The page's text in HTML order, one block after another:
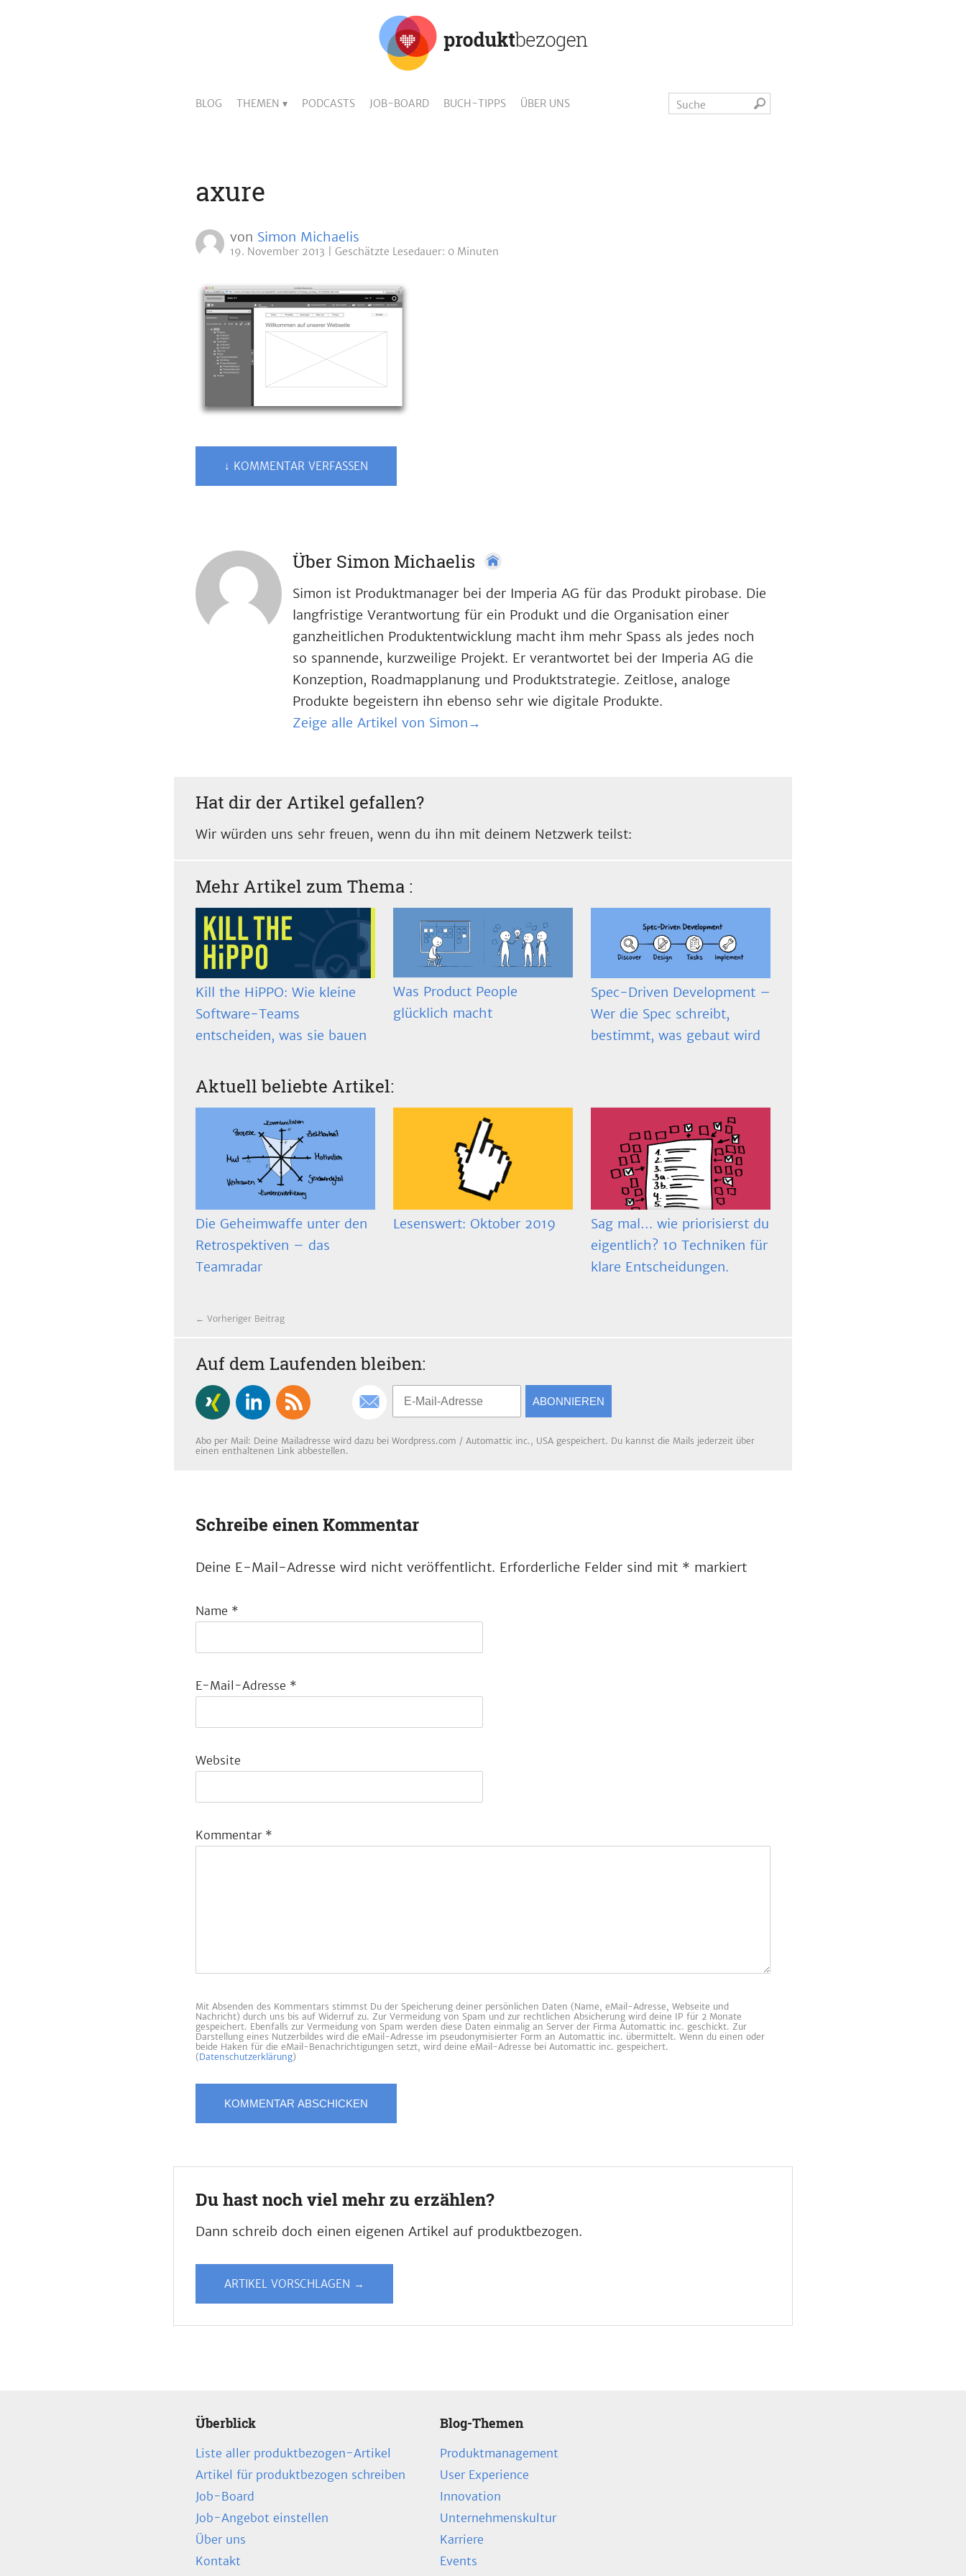
BLOG THEMEN PODCASTS JOB-BOARD BUCH-TIPPS ÜBER UNS
axure
von Simon Michaelis
19. November 2013 Geschätzte Lesedauer: 0 Minuten
↓ KOMMENTAR VERFASSEN
Über Simon Michaelis
Simon ist Produktmanager bei der Imperia AG für das Produkt pirobase. Die
langfristige Verantwortung für ein Produkt und die Organisation einer
ganzheitlichen Produktentwicklung macht ihm mehr Spass als jedes noch
so spannende, kurzweilige Projekt. Er verantwortet bei der Imperia AG die
Konzeption, Roadmapplanung und Produktstrategie. Zeitlose, analoge
Produkte begeistern ihn ebenso sehr wie digitale Produkte.
Zeige alle Artikel von Simon→
Hat dir der Artikel gefallen?
Wir würden uns sehr freuen, wenn du ihn mit deinem Netzwerk teilst:
Mehr Artikel zum Thema :
Kill the HiPPO: Wie kleine
Software-Teams
entscheiden, was sie bauen
Was Product People
glücklich macht
Spec-Driven Development –
Wer die Spec schreibt,
bestimmt, was gebaut wird
Aktuell beliebte Artikel:
Die Geheimwaffe unter den
Retrospektiven – das
Teamradar
Lesenswert: Oktober 2019
Sag mal… wie priorisierst du
eigentlich? 10 Techniken für
klare Entscheidungen.
← Vorheriger Beitrag
Auf dem Laufenden bleiben:
ABONNIEREN
Abo per Mail: Deine Mailadresse wird dazu bei Wordpress.com / Automattic inc., USA gespeichert. Du kannst die Mails jederzeit über
einen enthaltenen Link abbestellen.
Schreibe einen Kommentar
Deine E-Mail-Adresse wird nicht veröffentlicht. Erforderliche Felder sind mit * markiert
Name *
E-Mail-Adresse *
Website
Kommentar *
Mit Absenden des Kommentars stimmst Du der Speicherung deiner persönlichen Daten (Name, eMail-Adresse, Webseite und
Nachricht) durch uns bis auf Widerruf zu. Zur Vermeidung von Spam und zur rechtlichen Absicherung wird deine IP für 2 Monate
gespeichert. Ebenfalls zur Vermeidung von Spam werden diese Daten einmalig an Server der Firma Automattic inc. geschickt. Zur
Darstellung eines Nutzerbildes wird die eMail-Adresse im pseudonymisierter Form an Automattic inc. übermittelt. Wenn du einen oder
beide Haken für die eMail-Benachrichtigungen setzt, wird deine eMail-Adresse bei Automattic inc. gespeichert.
(Datenschutzerklärung)
Du hast noch viel mehr zu erzählen?
Dann schreib doch einen eigenen Artikel auf produktbezogen.
ARTIKEL VORSCHLAGEN →
Überblick
Liste aller produktbezogen-Artikel
Artikel für produktbezogen schreiben
Job-Board
Job-Angebot einstellen
Über uns
Kontakt
Blog-Themen
Produktmanagement
User Experience
Innovation
Unternehmenskultur
Karriere
Events